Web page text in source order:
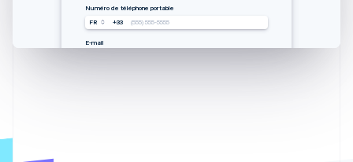
Mobilnummer
USA
+1 (555) 555-5555
E-Mail
手机号码
USA
+1 (555) 555-5555
邮箱
Mobile number
USA
+1 (555) 555-5555
Email
Numéro de téléphone portable
FR
+33 (555) 555-5555
E-mail